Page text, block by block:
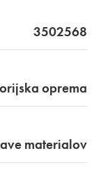
3502568
oprema
materialov